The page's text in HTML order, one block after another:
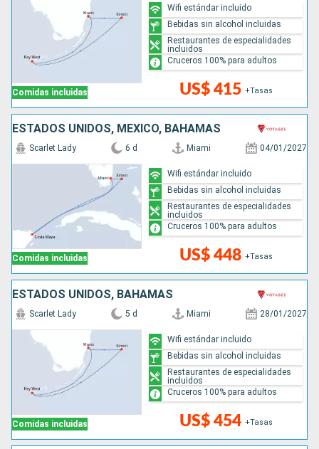
Comidas incluidas US$ 415 +Tasas
Wifi estándar incluido
Bebidas sin alcohol incluidas
Restaurantes de especialidades
incluidos
Cruceros 100% para adultos
ESTADOS UNIDOS, MÉXICO, BAHAMAS
Comidas incluidas
Scarlet Lady 6 d Miami 04/01/2027
US$ 448 +Tasas
Wifi estándar incluido
Bebidas sin alcohol incluidas
Restaurantes de especialidades
incluidos
Cruceros 100% para adultos
ESTADOS UNIDOS, BAHAMAS
Comidas incluidas
Scarlet Lady 5 d Miami 28/01/2027
US$ 454 +Tasas
Wifi estándar incluido
Bebidas sin alcohol incluidas
Restaurantes de especialidades
incluidos
Cruceros 100% para adultos